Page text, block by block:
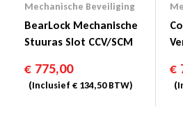
Mechanische Beveiliging
BearLock Mechanische
Stuuras Slot CCV/SCM
€ 775,00
(Inclusief € 134,50BTW)
€